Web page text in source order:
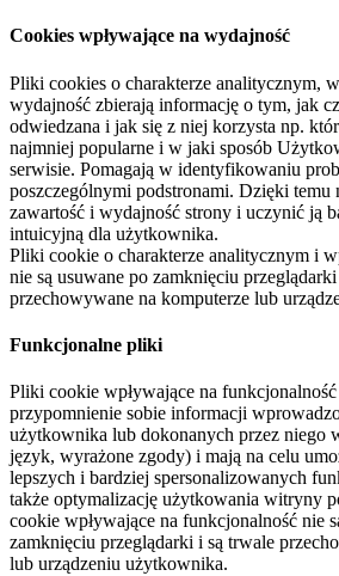
Cookies wpływające na wydajność
Pliki cookies o charakterze analitycznym,
wydajność zbierają informację o tym, jak
odwiedzana i jak się z niej korzysta np.
najmniej popularne i w jaki sposób
serwisie. Pomagają w identyfikowaniu
poszczególnymi podstronami. Dzięki temu
zawartość i wydajność strony i uczynić ją
intuicyjną dla użytkownika.
Pliki cookie o charakterze analitycznym i
nie są usuwane po zamknięciu
przechowywane na komputerze lub
Funkcjonalne pliki
Pliki cookie wpływające na
przypomnienie sobie informacji
użytkownika lub dokonanych przez niego
język, wyrażone zgody) i mają na celu
lepszych i bardziej spersonalizowanych
także optymalizację użytkowania witryny
cookie wpływające na funkcjonalność nie
zamknięciu przeglądarki i są trwale
lub urządzeniu użytkownika.